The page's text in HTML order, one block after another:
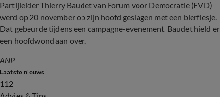
Partijleider Thierry Baudet van Forum voor Democratie (FVD)
werd op 20 november op zijn hoofd geslagen met een bierflesje.
Dat gebeurde tijdens een campagne-evenement. Baudet hield er
een hoofdwond aan over.
ANP
Laatste nieuws
112